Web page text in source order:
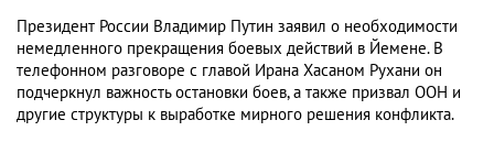
Президент России Владимир Путин заявил о необходимости
немедленного прекращения боевых действий в Йемене. В
телефонном разговоре с главой Ирана Хасаном Рухани он
подчеркнул важность остановки боев, а также призвал ООН и
другие структуры к выработке мирного решения конфликта.